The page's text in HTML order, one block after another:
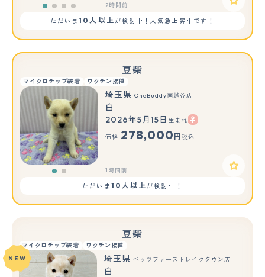
2時間前
ただいま10人以上が検討中！人気急上昇中です！
豆柴
マイクロチップ装着 ワクチン接種
もっと見る
埼玉県 OneBuddy南越谷店
白
2026年5月15日 生まれ
価格: 278,000 円 税込
1時間前
ただいま 10人以上が検討中！
豆柴
マイクロチップ装着 ワクチン接種
NEW 埼玉県 ペッツファーストレイクタウン店
白